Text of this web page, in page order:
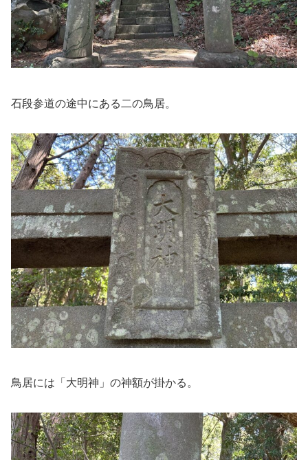
石段参道の途中にある二の鳥居。
鳥居には「大明神」の神額が掛かる。